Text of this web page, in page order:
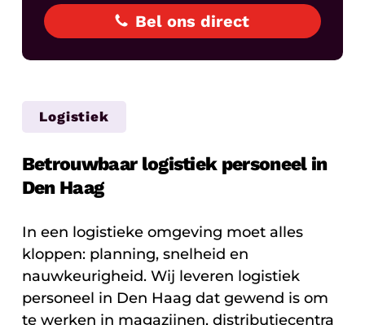
Bel ons direct
Logistiek
Betrouwbaar logistiek personeel in
Den Haag
In een logistieke omgeving moet alles
kloppen: planning, snelheid en
nauwkeurigheid. Wij leveren logistiek
personeel in Den Haag dat gewend is om
te werken in magazijnen, distributiecentra